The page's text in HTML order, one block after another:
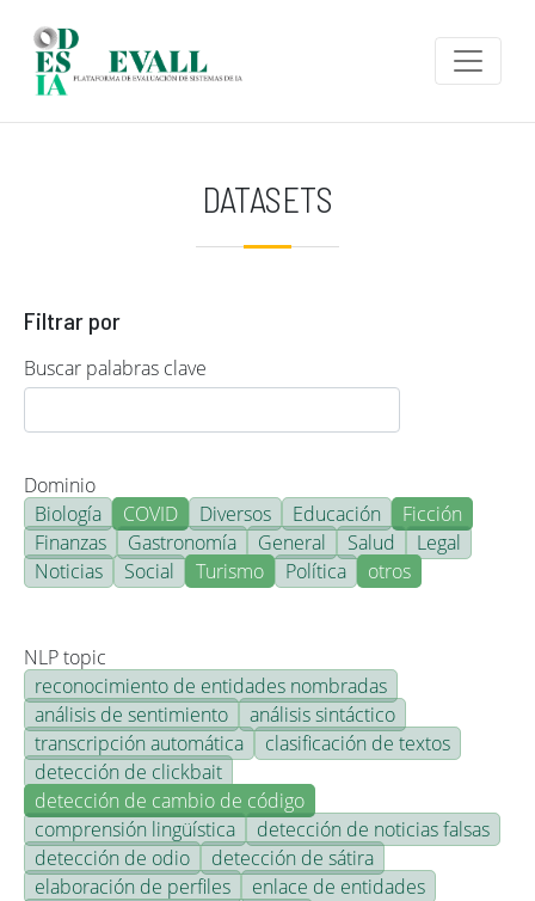
DATASETS
Filtrar por
Buscar palabras clave
Dominio
Biología
COVID Diversos Educación
Ficción
Finanzas
Gastronomía General Salud
Legal
Noticias
Social Turismo Política otros
NLP topic
reconocimiento de entidades nombradas
análisis de sentimiento
análisis sintáctico
transcripción automática
clasificación de textos
detección de clickbait
detección de cambio de código
comprensión lingüística
detección de noticias falsas
detección de odio
detección de sátira
elaboración de perfiles
enlace de entidades